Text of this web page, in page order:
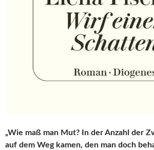
„Wie maß man Mut? In der Anzahl der
auf dem Weg kamen, den man doch